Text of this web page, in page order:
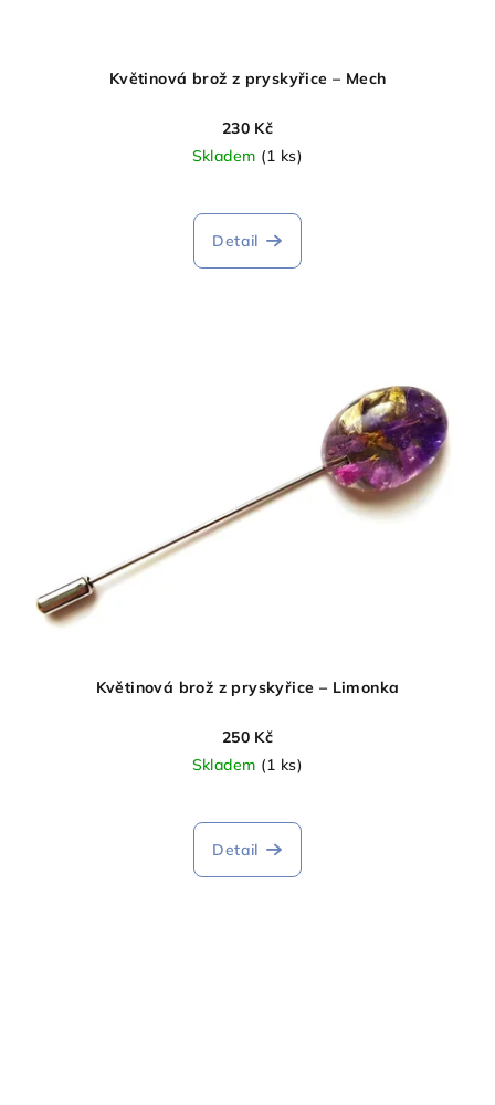
Květinová brož z pryskyřice – Mech
230 Kč
Skladem (1 ks)
Detail
Květinová brož z pryskyřice – Limonka
250 Kč
Skladem (1 ks)
Detail